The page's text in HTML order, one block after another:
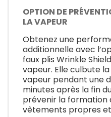
OPTION DE
LA VAPEUR
Obtenez une
additionnelle avec
faux plis Wrinkle
vapeur. Elle culbute
vapeur pendant une
minutes après la fin
prévenir la formation
vêtements propres